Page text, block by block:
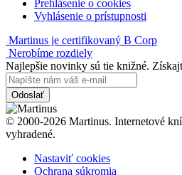
Prehlásenie o cookies
Vyhlásenie o prístupnosti
Martinus je certifikovaný B Corp
Nerobíme rozdiely
Najlepšie novinky sú tie knižné.
Odoslať
© 2000-2026 Martinus. Internetové
vyhradené.
Nastaviť cookies
Ochrana súkromia